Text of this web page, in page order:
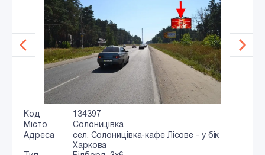
Код
134397
Місто
Солоницівка
Адреса
сел. Солоницівка-кафе Лісове - у бік
Харкова